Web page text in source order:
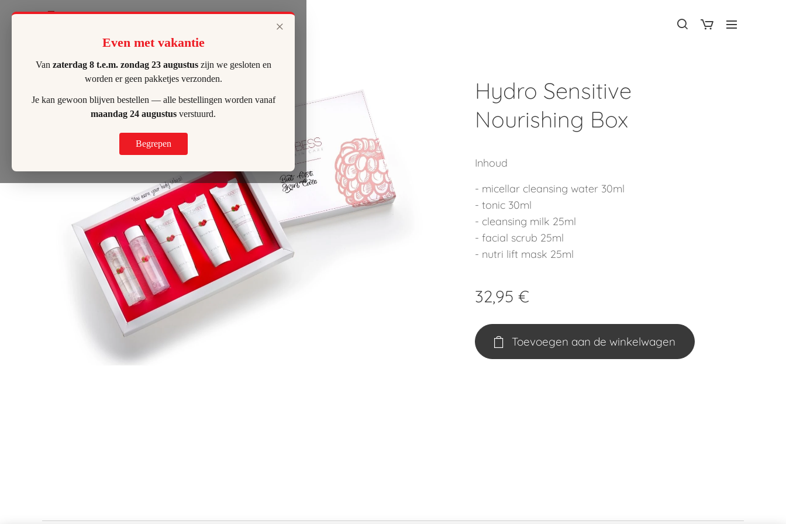
Hydro Sensitive
Nourishing Box
Inhoud
- micellar cleansing water 30ml
- tonic 30ml
- cleansing milk 25ml
- facial scrub 25ml
- nutri lift mask 25ml
32,95 €
Toevoegen aan de winkelwagen
×
Even met vakantie
Van zaterdag 8 t.e.m. zondag 23 augustuszijn we gesloten en
worden er geen pakketjes verzonden.
Je kan gewoon blijven bestellen — alle bestellingen worden vanaf
maandag 24 augustus verstuurd.
Begrepen